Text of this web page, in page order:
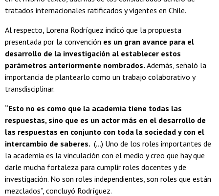
tratados internacionales ratificados y vigentes en Chile.
Al respecto, Lorena Rodríguez indicó que la propuesta
presentada por la convención es un gran avance para el
desarrollo de la investigación al establecer estos
parámetros anteriormente nombrados. Además, señaló la
importancia de plantearlo como un trabajo colaborativo y
transdisciplinar.
“Esto no es como que la academia tiene todas las
respuestas, sino que es un actor más en el desarrollo de
las respuestas en conjunto con toda la sociedad y con el
intercambio de saberes. (...) Uno de los roles importantes de
la academia es la vinculación con el medio y creo que hay que
darle mucha fortaleza para cumplir roles docentes y de
investigación. No son roles independientes, son roles que están
mezclados”, concluyó Rodríguez.